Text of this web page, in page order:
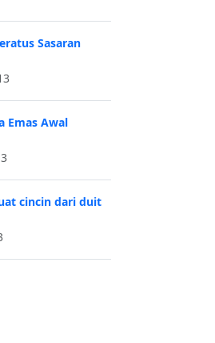
Sasaran
Emas Awal
cincin dari duit